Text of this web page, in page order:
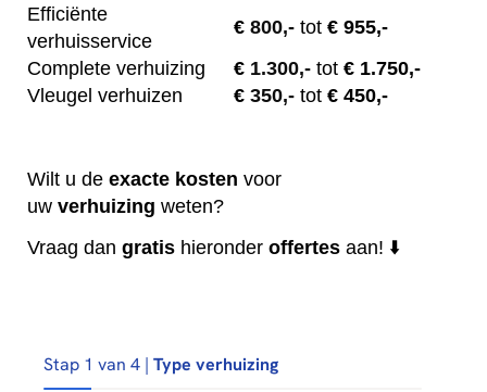
Efficiënte
verhuisservice
€ 800,- tot € 955,-
Complete verhuizing
€ 1.300,- tot € 1.750,-
Vleugel verhuizen
€ 350,- tot € 450,-
Wilt u de exacte kosten voor
uw verhuizing weten?
Vraag dan gratis hieronder offertes aan! ⬇️